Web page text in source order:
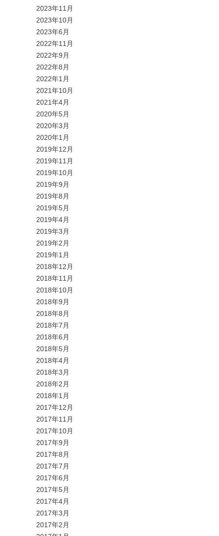
2023年11月
2023年10月
2023年6月
2022年11月
2022年9月
2022年8月
2022年1月
2021年10月
2021年4月
2020年5月
2020年3月
2020年1月
2019年12月
2019年11月
2019年10月
2019年9月
2019年8月
2019年5月
2019年4月
2019年3月
2019年2月
2019年1月
2018年12月
2018年11月
2018年10月
2018年9月
2018年8月
2018年7月
2018年6月
2018年5月
2018年4月
2018年3月
2018年2月
2018年1月
2017年12月
2017年11月
2017年10月
2017年9月
2017年8月
2017年7月
2017年6月
2017年5月
2017年4月
2017年3月
2017年2月